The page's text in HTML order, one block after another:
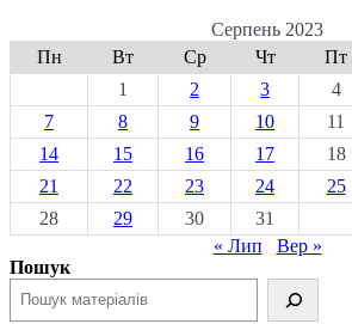
Серпень 2023
Пн
Вт Ср Чт Пт
1
2 3 4
7
8 9 10 11
14
15 16 17 18
21
22 23 24 25
28
29 30
31
« Лип
Вер »
Пошук